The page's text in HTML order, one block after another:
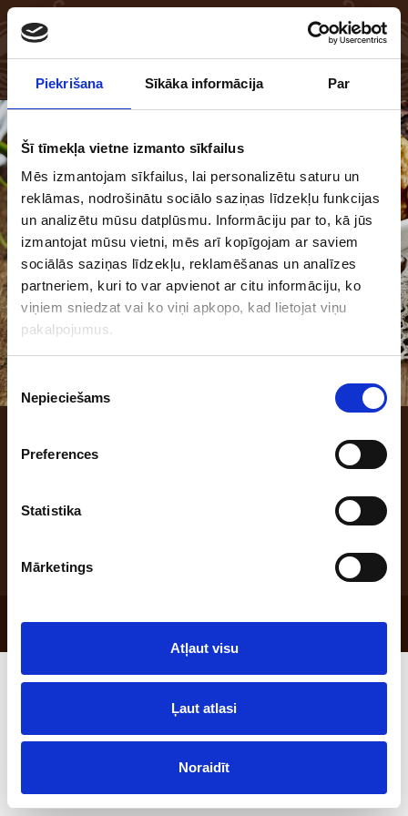
Piekrišana Sīkāka informācija Par
Šī tīmekļa vietne izmanto sīkfailus
Mēs izmantojam sīkfailus, lai personalizētu saturu un
reklāmas, nodrošinātu sociālo saziņas līdzekļu funkcijas
un analizētu mūsu datplūsmu. Informāciju par to, kā jūs
izmantojat mūsu vietni, mēs arī kopīgojam ar saviem
sociālās saziņas līdzekļu, reklamēšanas un analīzes
partneriem, kuri to var apvienot ar citu informāciju, ko
viņiem sniedzat vai ko viņi apkopo, kad lietojat viņu
pakalpojumus.
Piekrišanas
izvēle
Nepieciešams
Preferences
Statistika
Mārketings
Atļaut visu
Ļaut atlasi
Noraidīt
EN
Address: "Benūžu - Skauģi", Babītes pag., Babītes nov., Latvija, LV-2107;
© 2026 SIA "Lāči"